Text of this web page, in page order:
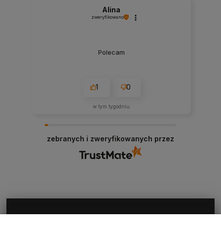
Alina
zweryfikowano
Polecam
1 0
w tym tygodniu
zebranych i zweryfikowanych przez